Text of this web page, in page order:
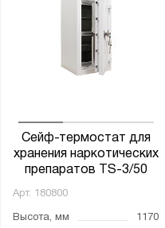
Сейф-термостат для
хранения наркотических
препаратов TS-3/50
Арт. 180800
Высота, мм
1170
ШБМ
ШМ
ШХО
Показать